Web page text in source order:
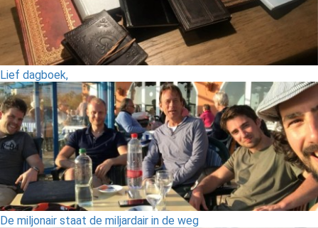
Lief dagboek,
De miljonair staat de miljardair in de weg